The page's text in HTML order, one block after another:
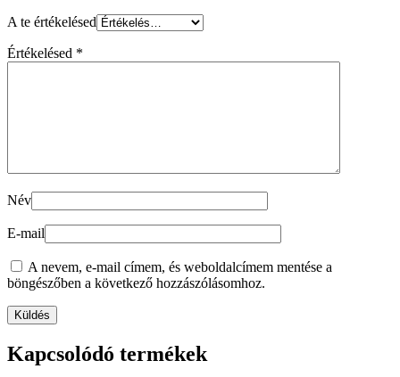
A te értékelésed
Értékelésed *
Név
E-mail
A nevem, e-mail címem, és weboldalcímem mentése a
böngészőben a következő hozzászólásomhoz.
Kapcsolódó termékek